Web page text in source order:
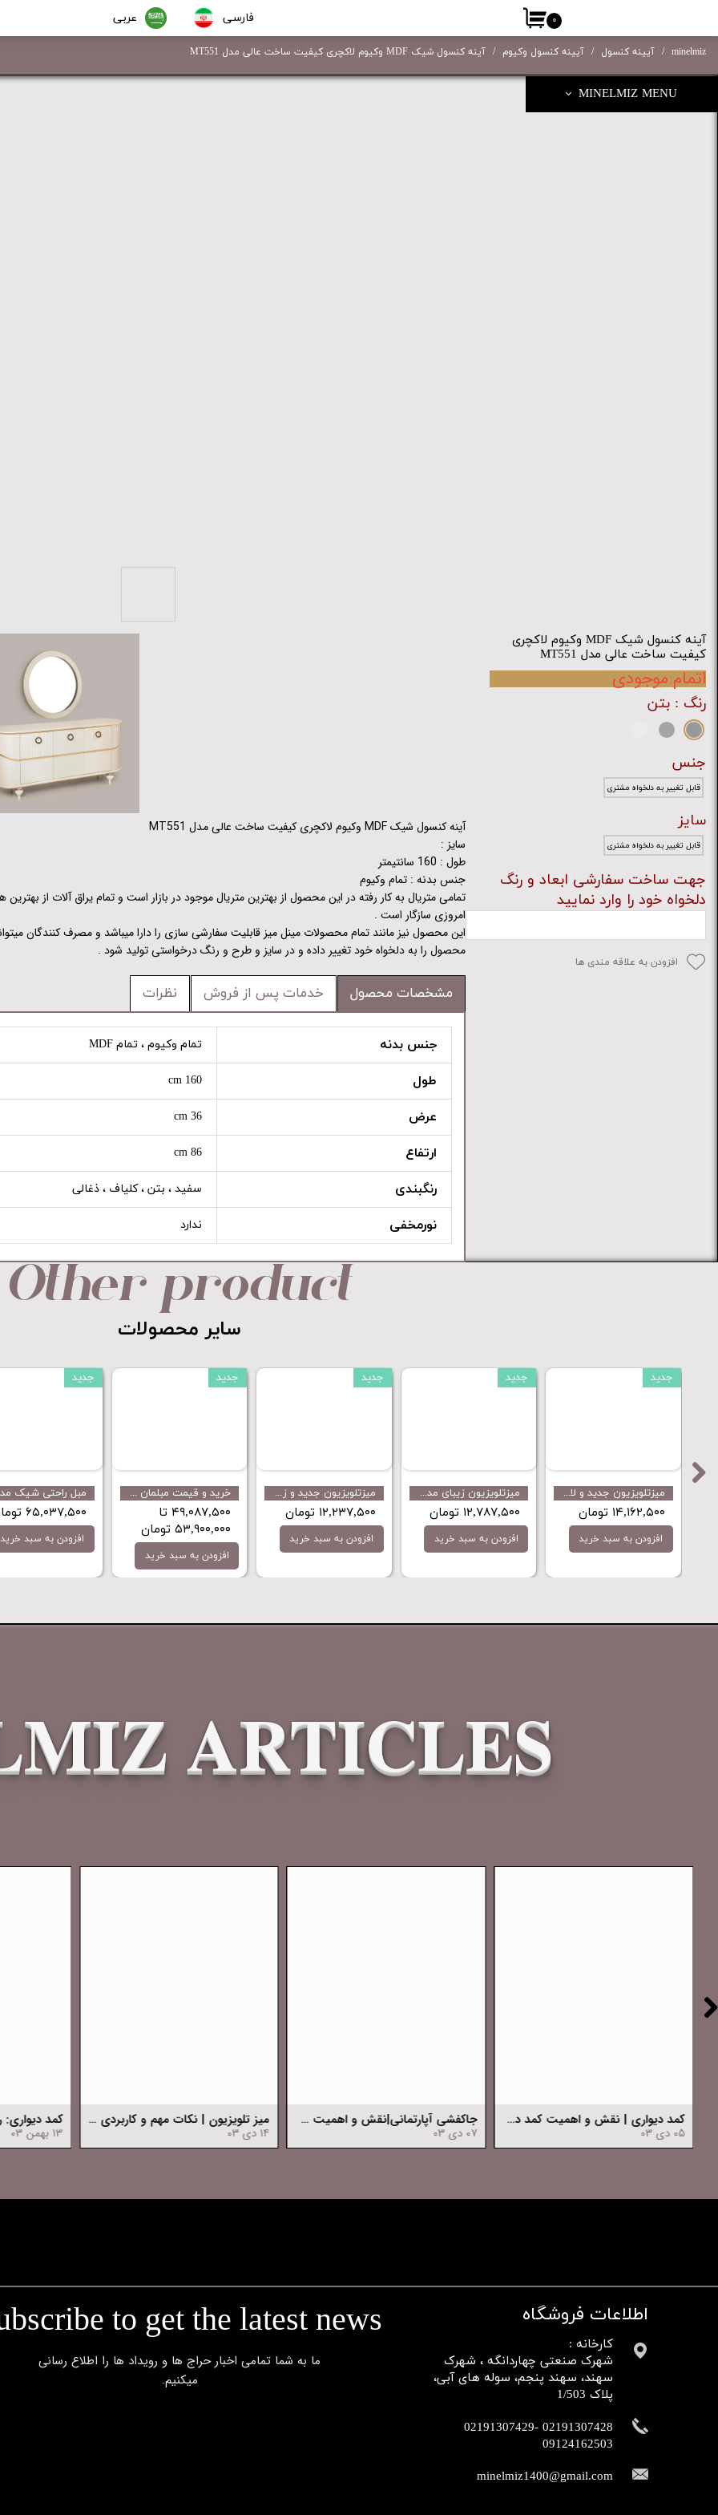
عربی فارسی ۰
minelmiz آیینه کنسول آیینه کنسول وکیوم آینه کنسول شیک MDF وکیوم لاکچری کیفیت ساخت عالی مدل MT551
آینه کنسول شیک MDF وکیوم لاکچری
کیفیت ساخت عالی مدل MT551
اتمام موجودی
رنگ : بتن
جنس
قابل تغییر به دلخواه مشتری
سایز
قابل تغییر به دلخواه مشتری
جهت ساخت سفارشی ابعاد و رنگ
دلخواه خود را وارد نمایید
افزودن به علاقه مندی ها
آینه کنسول شیک MDF وکیوم لاکچری کیفیت ساخت عالی مدل MT551
سایز :
طول : 160 سانتیمتر
جنس بدنه : تمام وکیوم
تمامی متریال به کار رفته در این محصول از بهترین متریال موجود در بازار است و تمام یراق آلات از
امروزی سازگار است .
این محصول نیز مانند تمام محصولات مینل میز قابلیت سفارشی سازی را دارا میباشد و مصرف کنندگان
محصول را به دلخواه خود تغییر داده و در سایز و طرح و رنگ درخواستی تولید شود .
مشخصات محصول خدمات پس از فروش نظرات
جنس بدنه تمام وکیوم ، تمام MDF
طول 160 cm
عرض 36 cm
ارتفاع 86 cm
رنگبندی سفید ، بتن ، کلیاف ، ذغالی
نورمخفی ندارد
MINELMIZ MENU
Other product
​​​​​​​سایر محصولات​​​​​​​
۶۵,۰۳۷,۵۰۰ تومان
افزودن به سبد خرید
جدید
خرید و قیمت مبلمان از تولیدی‌ مدل توکیو با قیمت ارزان از مینل میز
۴۹,۰۸۷,۵۰۰ تا
۵۳,۹۰۰,۰۰۰ تومان
افزودن به سبد خرید
جدید
میزتلویزیون جدید و زیبای مدل MT3030 با قیمت ارزان تولید مینل میز
۱۲,۲۳۷,۵۰۰ تومان
افزودن به سبد خرید
جدید
میزتلویزیون زیبای مدل MT80 با قیمت رقابتی محصول جدید مینل میز
۱۲,۷۸۷,۵۰۰ تومان
افزودن به سبد خرید
جدید
میزتلویزیون جدید و لاکچری مدل پانیذ با قیمت رقابتی تولید مینل میز
۱۴,۱۶۲,۵۰۰ تومان
افزودن به سبد خرید
جدید
۱۳ بهمن ۰۳
میز تلویزیون | نکات مهم و کاربردی در انتخاب میز تلویزیون
۱۴ دی ۰۳
جاکفشی آپارتمانی|نقش و اهمیت جاکفشی آپارتمانی در دکوراسیون داخلی
۰۷ دی ۰۳
کمد دیواری | نقش و اهمیت کمد دیواری در دکوراسیون داخلی
۰۵ دی ۰۳
ARTICLES
اطلاعات فروشگاه
کارخانه :
شهرک صنعتی چهاردانگه ، شهرک
سهند، سهند پنجم، سوله های آبی،
پلاک 1/503
02191307428 -02191307429
09124162503​​​​​​​​​​​​​​​​​​​​​
minelmiz1400@gmail.com
to get the latest news
​​​​​​​ما به شما تمامی اخبار حراج ها و رویداد ها را اطلاع رسانی
میکنیم.​​​​​​​